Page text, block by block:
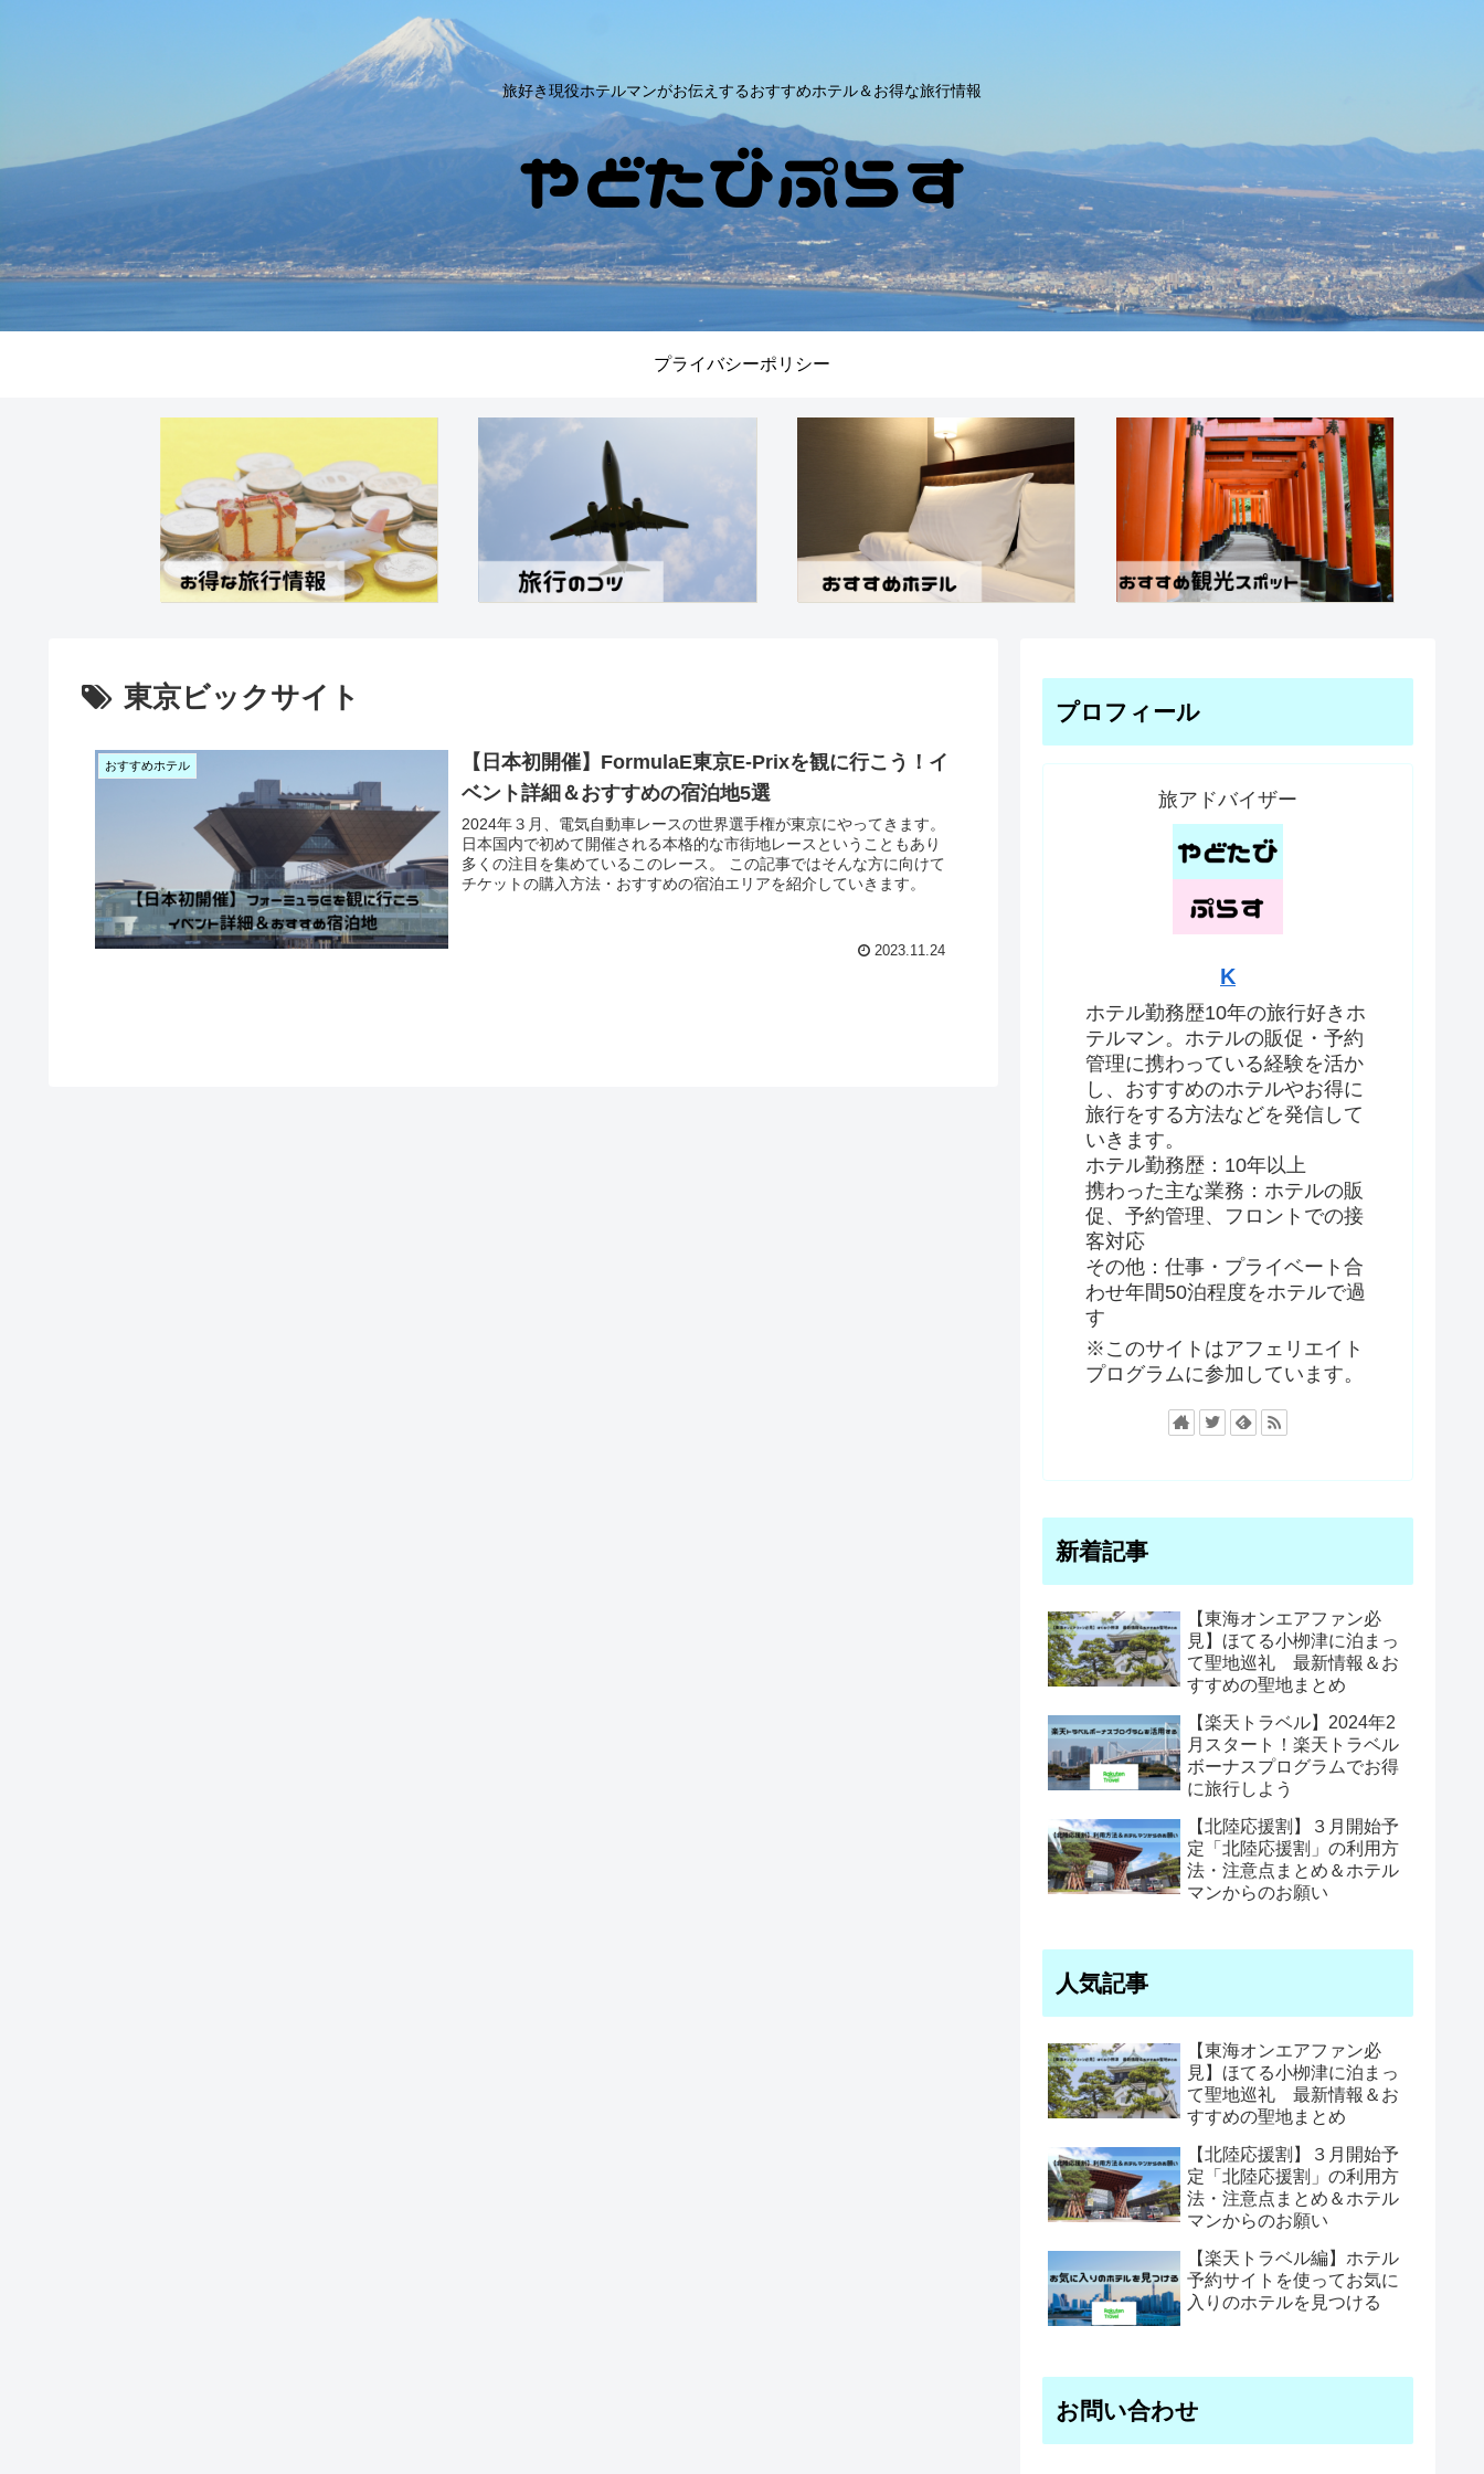
旅好き現役ホテルマンがお伝えするおすすめホテル＆お得な旅行情報
プライバシーポリシー
東京ビックサイト
おすすめホテル
【日本初開催】FormulaE東京E-Prixを観に行こう！イ
ベント詳細＆おすすめの宿泊地5選
2024年３月、電気自動車レースの世界選手権が東京にやってきます。
日本国内で初めて開催される本格的な市街地レースということもあり
多くの注目を集めているこのレース。 この記事ではそんな方に向けて
チケットの購入方法・おすすめの宿泊エリアを紹介していきます。
2023.11.24
プロフィール
旅アドバイザー
K
ホテル勤務歴10年の旅行好きホ
テルマン。ホテルの販促・予約
管理に携わっている経験を活か
し、おすすめのホテルやお得に
旅行をする方法などを発信して
いきます。
ホテル勤務歴：10年以上
携わった主な業務：ホテルの販
促、予約管理、フロントでの接
客対応
その他：仕事・プライベート合
わせ年間50泊程度をホテルで過
す
※このサイトはアフェリエイト
プログラムに参加しています。
新着記事
【東海オンエアファン必
見】ほてる小栁津に泊まっ
て聖地巡礼 最新情報＆お
すすめの聖地まとめ
【楽天トラベル】2024年2
月スタート！楽天トラベル
ボーナスプログラムでお得
に旅行しよう
【北陸応援割】３月開始予
定「北陸応援割」の利用方
法・注意点まとめ＆ホテル
マンからのお願い
人気記事
【東海オンエアファン必
見】ほてる小栁津に泊まっ
て聖地巡礼 最新情報＆お
すすめの聖地まとめ
【北陸応援割】３月開始予
定「北陸応援割」の利用方
法・注意点まとめ＆ホテル
マンからのお願い
【楽天トラベル編】ホテル
予約サイトを使ってお気に
入りのホテルを見つける
お問い合わせ